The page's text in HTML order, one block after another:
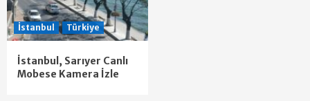
İstanbul Türkiye
İstanbul, Sarıyer Canlı
Mobese Kamera İzle